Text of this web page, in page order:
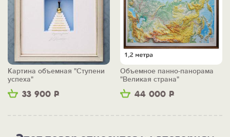
33 900 Р
Картина объемная "Ступени
успеха"
44 000 Р
Объемное панно-панорама
"Великая страна"